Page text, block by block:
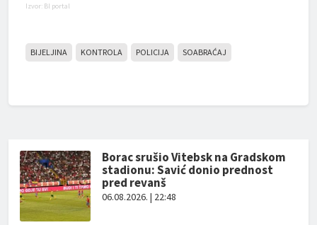
Izvor: Bl portal
BIJELJINA KONTROLA POLICIJA SOABRAĆAJ
Borac srušio Vitebsk na Gradskom
stadionu: Savić donio prednost
pred revanš
06.08.2026. | 22:48